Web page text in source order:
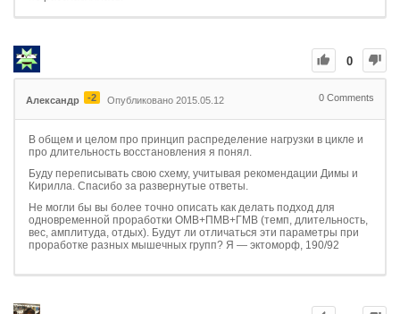
0
Александр -2 Опубликовано 2015.05.12 0 Comments
В общем и целом про принцип распределение нагрузки в цикле и
про длительность восстановления я понял.
Буду переписывать свою схему, учитывая рекомендации Димы и
Кирилла. Спасибо за развернутые ответы.
Не могли бы вы более точно описать как делать подход для
одновременной проработки ОМВ+ПМВ+ГМВ (темп, длительность,
вес, амплитуда, отдых). Будут ли отличаться эти параметры при
проработке разных мышечных групп? Я — эктоморф, 190/92